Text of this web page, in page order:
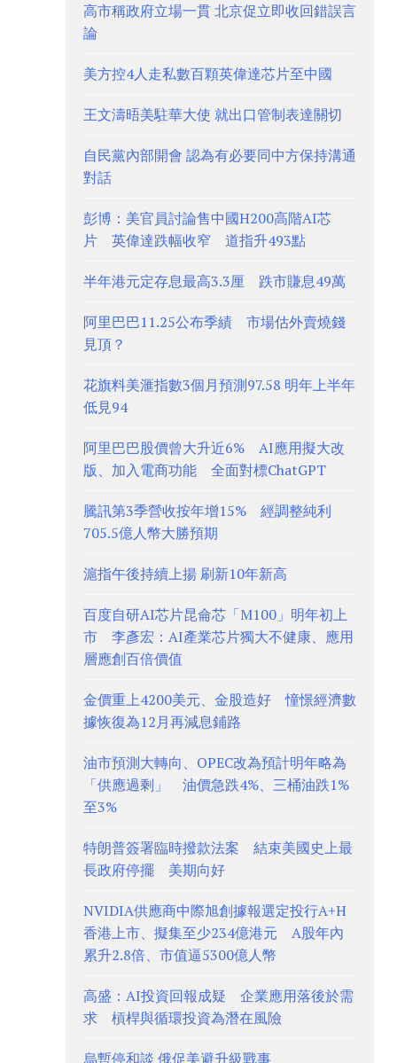
高市稱政府立場一貫 北京促立即收回錯誤言
論
美方控4人走私數百顆英偉達芯片至中國
王文濤晤美駐華大使 就出口管制表達關切
自民黨內部開會 認為有必要同中方保持溝通
對話
彭博：美官員討論售中國H200高階AI芯
片 英偉達跌幅收窄 道指升493點
半年港元定存息最高3.3厘 跌市賺息49萬
阿里巴巴11.25公布季績 市場估外賣燒錢
見頂？
花旗料美滙指數3個月預測97.58 明年上半年
低見94
阿里巴巴股價曾大升近6% AI應用擬大改
版、加入電商功能 全面對標ChatGPT
騰訊第3季營收按年增15% 經調整純利
705.5億人幣大勝預期
滬指午後持續上揚 刷新10年新高
百度自研AI芯片昆侖芯「M100」明年初上
市 李彥宏：AI產業芯片獨大不健康、應用
層應創百倍價值
金價重上4200美元、金股造好 憧憬經濟數
據恢復為12月再減息鋪路
油市預測大轉向、OPEC改為預計明年略為
「供應過剩」 油價急跌4%、三桶油跌1%
至3%
特朗普簽署臨時撥款法案 結束美國史上最
長政府停擺 美期向好
NVIDIA供應商中際旭創據報選定投行A+H
香港上市、擬集至少234億港元 A股年內
累升2.8倍、市值逼5300億人幣
高盛：AI投資回報成疑 企業應用落後於需
求 槓桿與循環投資為潛在風險
烏暫停和談 俄促美避升級戰事